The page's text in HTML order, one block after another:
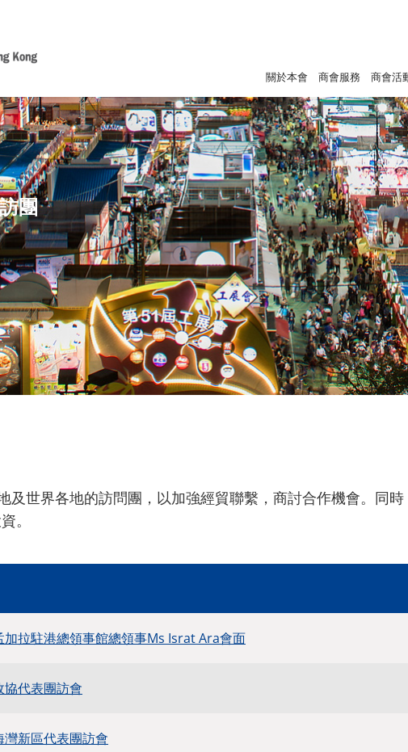
關於本會 商會服務 商會活
團
及世界各地的訪問團，以加強經貿聯繫，商討合作機會。同
。
加拉駐港總領事館總領事Ms Israt Ara會面
協代表團訪會
灣新區代表團訪會